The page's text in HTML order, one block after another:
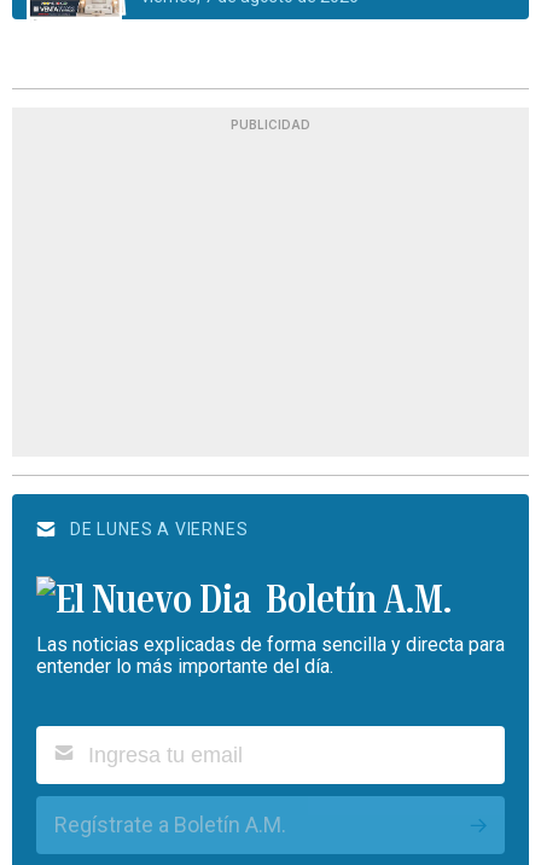
PUBLICIDAD
DE LUNES A VIERNES
Boletín A.M.
Las noticias explicadas de forma sencilla y directa para
entender lo más importante del día.
Regístrate a Boletín A.M.